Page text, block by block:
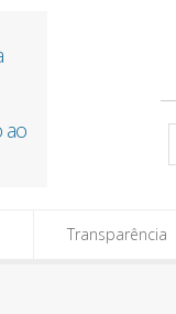
ao
Transparência